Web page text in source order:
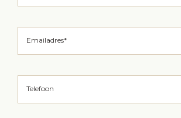
Emailadres*
Telefoon